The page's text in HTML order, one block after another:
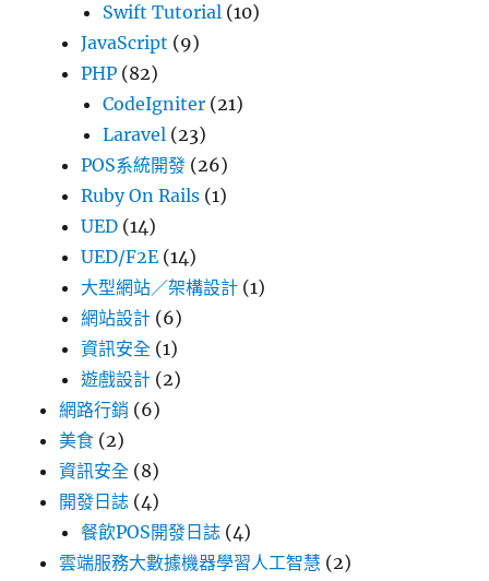
Swift Tutorial (10)
JavaScript (9)
PHP (82)
CodeIgniter (21)
Laravel (23)
POS系統開發 (26)
Ruby On Rails (1)
UED (14)
UED/F2E (14)
大型網站／架構設計 (1)
網站設計 (6)
資訊安全 (1)
遊戲設計 (2)
網路行銷 (6)
美食 (2)
資訊安全 (8)
開發日誌 (4)
餐飲POS開發日誌 (4)
雲端服務大數據機器學習人工智慧 (2)